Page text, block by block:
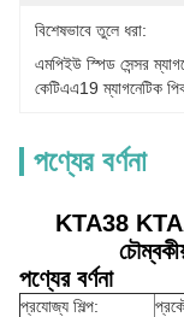
বিশেষভাবে তুলে ধরা:
এমপিইউ স্পিড সেন্সর
কেটিএএ19 ম্যাগনেটিক
পণ্যের বর্ণনা
KTA38
পণ্যের বর্ণনা
প্রযোজ্য শিল্প: